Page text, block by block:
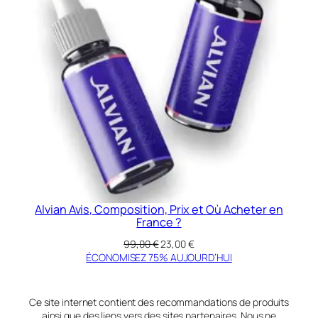
Alvian Avis, Composition, Prix et Où Acheter en
France ?
99,00€Le
prix
99,00 €.
23,00€Le
prix
23,00 €.
ÉCONOMISEZ 75% AUJOURD’HUI
Ce site internet contient des recommandations de produits